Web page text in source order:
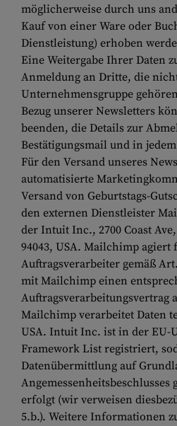
möglicherweise durch uns
Kauf von einer Ware oder
Dienstleistung) erhoben
Eine Weitergabe Ihrer Daten
Anmeldung an Dritte, die
Unternehmensgruppe
Bezug unserer Newsletters
beenden, die Details zur
Bestätigungsmail und in
Für den Versand unseres
automatisierte
Versand von Geburtstags-
den externen Dienstleister
der Intuit Inc., 2700 Coast
94043, USA. Mailchimp agiert
Auftragsverarbeiter gemäß
mit Mailchimp einen
Auftragsverarbeitungsvertrag
Mailchimp verarbeitet Daten
USA. Intuit Inc. ist in der EU-
Framework List registriert,
Datenübermittlung auf
Angemessenheitsbeschlusses
erfolgt (wir verweisen
5.b.). Weitere Informationen